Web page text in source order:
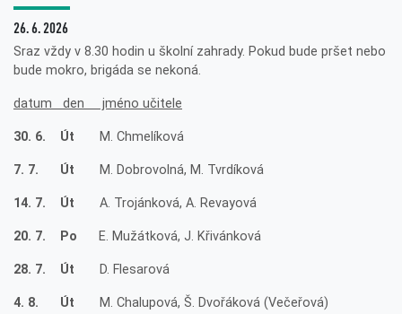
26. 6. 2026
Sraz vždy v 8.30 hodin u školní zahrady. Pokud bude pršet nebo
bude mokro, brigáda se nekoná.
datum den jméno učitele
30. 6. Út M. Chmelíková
7. 7. Út M. Dobrovolná, M. Tvrdíková
14. 7. Út A. Trojánková, A. Revayová
20. 7. Po E. Mužátková, J. Křivánková
28. 7. Út D. Flesarová
4. 8. Út M. Chalupová, Š. Dvořáková (Večeřová)